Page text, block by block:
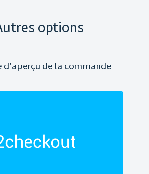
options
d'aperçu de la commande